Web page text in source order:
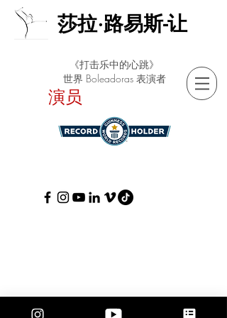
莎拉·路易斯-让
演员
《打击乐中的心跳》
世界 Boleadoras 表演者